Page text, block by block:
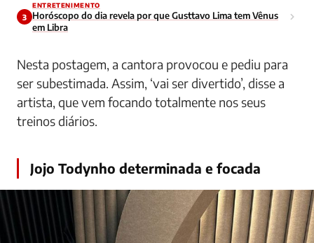
3
ENTRETENIMENTO
Horóscopo do dia revela por que Gusttavo Lima tem Vênus
em Libra
Nesta postagem, a cantora provocou e pediu para
ser subestimada. Assim, ‘vai ser divertido’, disse a
artista, que vem focando totalmente nos seus
treinos diários.
Jojo Todynho determinada e focada